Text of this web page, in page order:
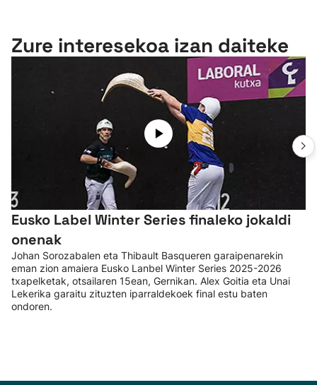
Zure interesekoa izan daiteke
Eusko Label Winter Series finaleko jokaldi
onenak
Johan Sorozabalen eta Thibault Basqueren garaipenarekin
eman zion amaiera Eusko Lanbel Winter Series 2025-2026
txapelketak, otsailaren 15ean, Gernikan. Alex Goitia eta Unai
Lekerika garaitu zituzten iparraldekoek final estu baten
ondoren.